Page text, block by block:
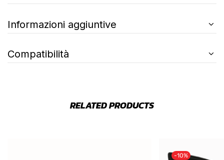
Informazioni aggiuntive
Compatibilità
RELATED PRODUCTS
-10%